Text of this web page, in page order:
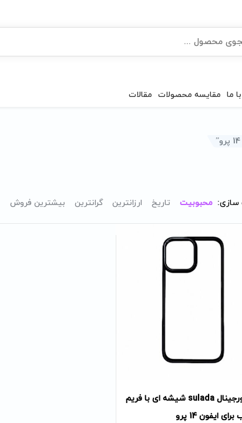
ما مقایسه محصولات مقالات
سازی: محبوبیت تاریخ ارزانترین گرانترین بیشترین فروش
قاب اورجینال sulada شیشه ای با فریم
ایفون 14 پرو